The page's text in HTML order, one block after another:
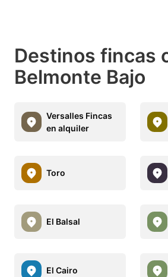
Destinos fincas
Belmonte Bajo
Versalles Fincas
en alquiler
Toro
El Balsal
El Cairo